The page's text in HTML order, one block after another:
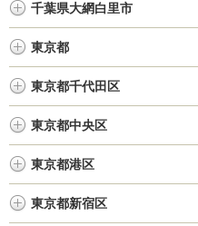
千葉県大網白里市
東京都
東京都千代田区
東京都中央区
東京都港区
東京都新宿区